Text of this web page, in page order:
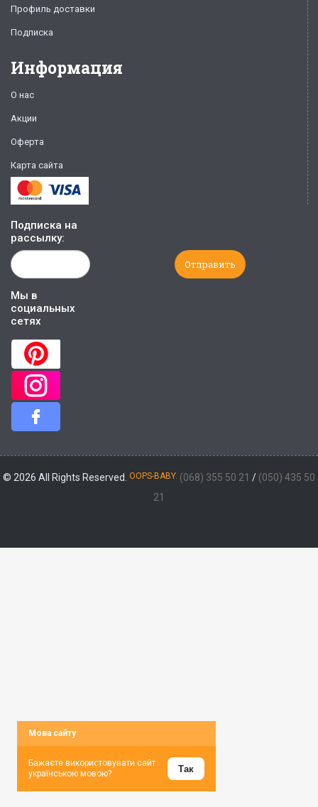
Профиль доставки
Подписка
Информация
О нас
Акции
Оферта
Карта сайта
Подписка на
рассылку:
Мы в
социальных
сетях
© 2026 All Rights Reserved. OOPS-BABY. (068) 355 50 21 / (050) 435 50
21
Мова сайту
Бажаєте використовувати сайт
українською мовою?
Так